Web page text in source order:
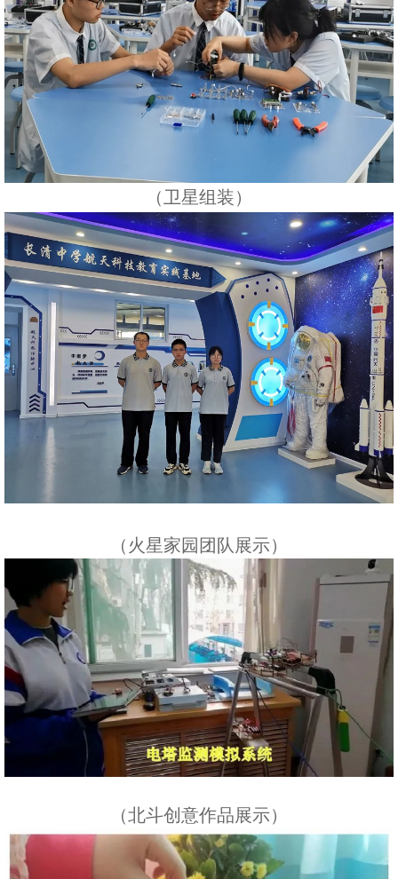
（卫星组装）
（火星家园团队展示）
（北斗创意作品展示）